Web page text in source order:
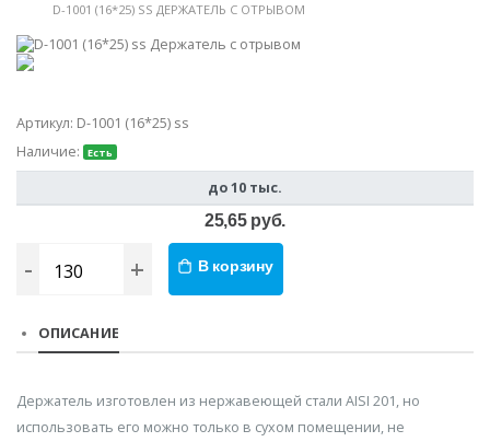
D-1001 (16*25) SS ДЕРЖАТЕЛЬ С ОТРЫВОМ
Артикул: D-1001 (16*25) ss
Наличие:
Есть
до 10 тыс.
25,65 руб.
- + В корзину
ОПИСАНИЕ
Держатель изготовлен из нержавеющей стали AISI 201, но
использовать его можно только в сухом помещении, не